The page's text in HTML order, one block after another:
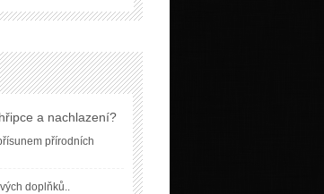
a nachlazení?
přírodních
doplňků..